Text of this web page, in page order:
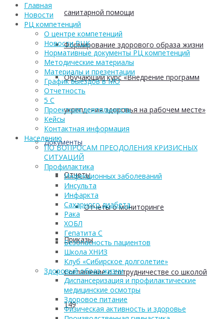
санитарной помощи
Формирование здорового образа жизни
Обучающий курс «Внедрение программ
укрепления здоровья на рабочем месте»
Документы
Отчеты
Отчеты о мониторинге
Приказы
Соглашение о сотрудничестве со школой
149
Главная
Новости
РЦ компетенций
О центре компетенций
Новости РЦК
Нормативные документы РЦ компетенций
Методические материалы
Материалы и презентации
График выездов в МО
Отчетность
5 С
Проектная деятельность
Кейсы
Контактная информация
Населению
ПО ВОПРОСАМ ПРЕОДОЛЕНИЯ КРИЗИСНЫХ
СИТУАЦИЙ
Профилактика
Инфекционных заболеваний
Инсульта
Инфаркта
Сахарного диабета
Рака
ХОБЛ
Гепатита С
Безопасность пациентов
Школа ХНИЗ
Клуб «Сибирское долголетие»
Здоровый образ жизни
Диспансеризация и профилактические
медицинские осмотры
Здоровое питание
Физическая активность и здоровье